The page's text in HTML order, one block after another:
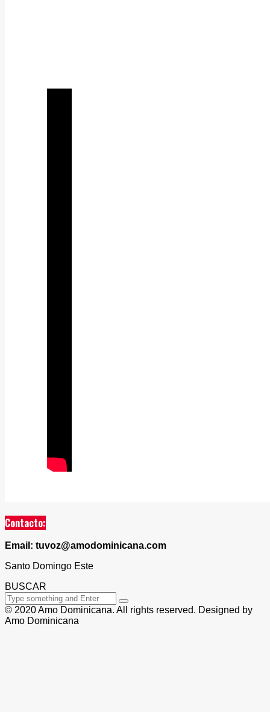
Contacto:
Email: tuvoz@amodominicana.com
Santo Domingo Este
BUSCAR
© 2020 Amo Dominicana. All rights reserved. Designed by
Amo Dominicana